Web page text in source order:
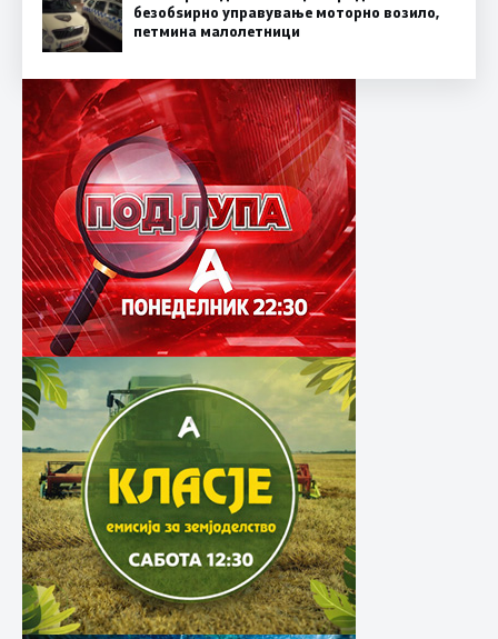
безобѕирно управување моторно возило,
петмина малолетници